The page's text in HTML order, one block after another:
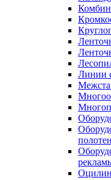
Линии
полотен